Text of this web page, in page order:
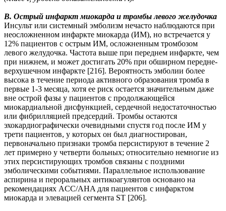
B. Острый инфаркт миокарда и тромбы левого желудочка
Инсульт или системный эмболизм нечасто наблюдаются при
неосложненном инфаркте миокарда (ИМ), но встречается у
12% пациентов с острым ИМ, осложненным тромбозом
левого желудочка. Частота выше при переднем инфаркте, чем
при нижнем, и может достигать 20% при обширном передне-
верхушечном инфаркте [216]. Вероятность эмболии более
высока в течение периода активного образования тромба в
первые 1-3 месяца, хотя ее риск остается значительным даже
вне острой фазы у пациентов с продолжающейся
миокардиальной дисфункцией, сердечной недостаточностью
или фибрилляцией предсердий. Тромбы остаются
эхокардиографически очевидными спустя год после ИМ у
трети пациентов, у которых он был диагностирован,
первоначально признаки тромба персистируют в течение 2
лет примерно у четверти больных; относительно немногие из
этих персистирующих тромбов связаны с поздними
эмболическими событиями. Параллельное использование
аспирина и пероральных антикоагулянтов основано на
рекомендациях ACC/AHA для пациентов с инфарктом
миокарда и элевацией сегмента ST [206].